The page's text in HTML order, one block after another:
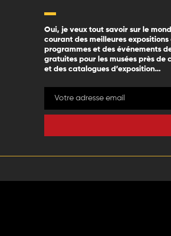
Oui, je veux tout savoir sur le
courant des meilleures
programmes et des événements
gratuites pour les musées près de
et des catalogues d’exposition…